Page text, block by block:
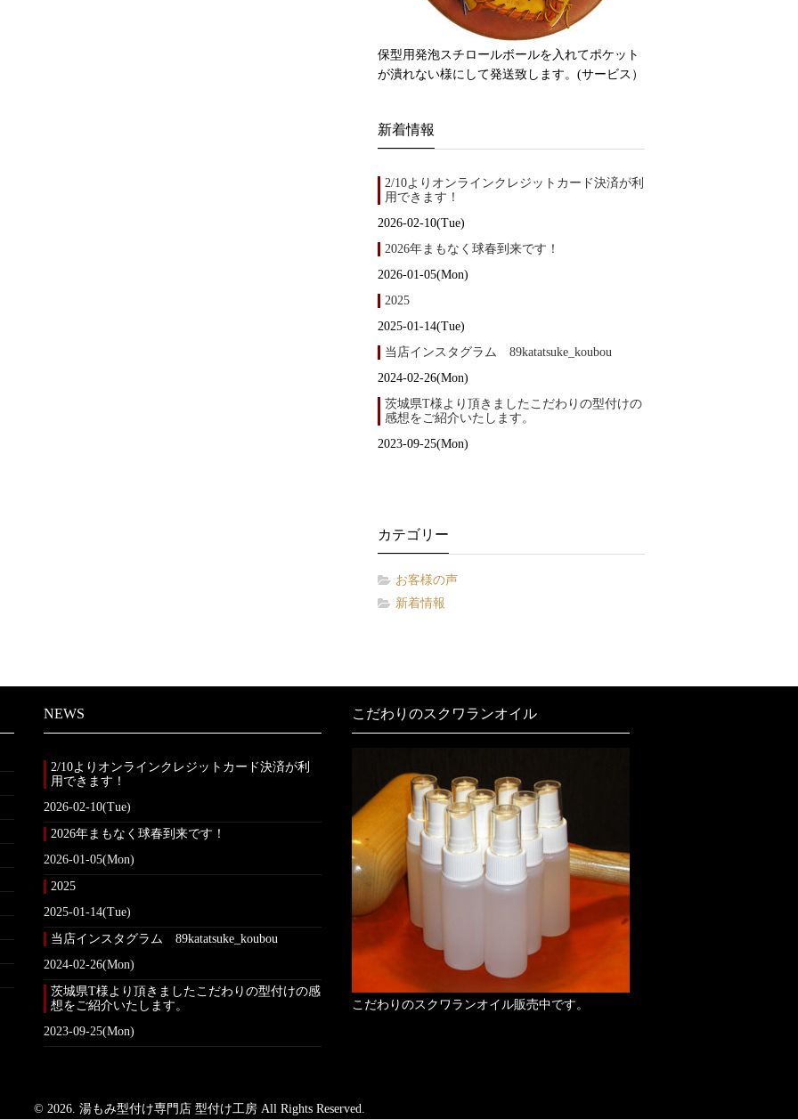
保型用発泡スチロールボールを入れてポケット
が潰れない様にして発送致します。(サービス）
新着情報
2/10よりオンラインクレジットカード決済が利
用できます！
2026-02-10(Tue)
2026年まもなく球春到来です！
2026-01-05(Mon)
2025
2025-01-14(Tue)
当店インスタグラム 89katatsuke_koubou
2024-02-26(Mon)
茨城県T様より頂きましたこだわりの型付けの
感想をご紹介いたします。
2023-09-25(Mon)
カテゴリー
お客様の声
新着情報
NEWS
2/10よりオンラインクレジットカード決済が利
用できます！
2026-02-10(Tue)
2026年まもなく球春到来です！
2026-01-05(Mon)
2025
2025-01-14(Tue)
当店インスタグラム 89katatsuke_koubou
2024-02-26(Mon)
茨城県T様より頂きましたこだわりの型付けの感
想をご紹介いたします。
2023-09-25(Mon)
こだわりのスクワランオイル
こだわりのスクワランオイル販売中です。
© 2026. 湯もみ型付け専門店 型付け工房 All Rights Reserved.